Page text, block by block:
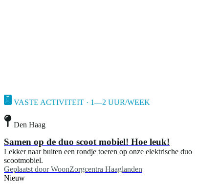
VASTE ACTIVITEIT · 1—2 UUR/WEEK
Den Haag
Samen op de duo scoot mobiel! Hoe leuk!
Lekker naar buiten een rondje toeren op onze elektrische duo
scootmobiel.
Geplaatst door WoonZorgcentra Haaglanden
Nieuw